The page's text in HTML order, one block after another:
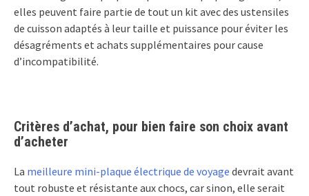
elles peuvent faire partie de tout un kit avec des ustensiles
de cuisson adaptés à leur taille et puissance pour éviter les
désagréments et achats supplémentaires pour cause
d’incompatibilité.
Critères d’achat, pour bien faire son choix avant
d’acheter
La meilleure mini-plaque électrique de voyage devrait avant
tout robuste et résistante aux chocs, car sinon, elle serait